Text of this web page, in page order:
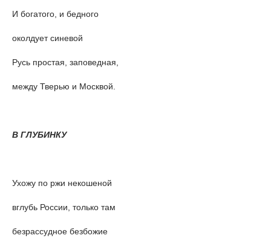
И богатого, и бедного
околдует синевой
Русь простая, заповедная,
между Тверью и Москвой.
В ГЛУБИНКУ
Ухожу по ржи некошеной
вглубь России, только там
безрассудное безбожие